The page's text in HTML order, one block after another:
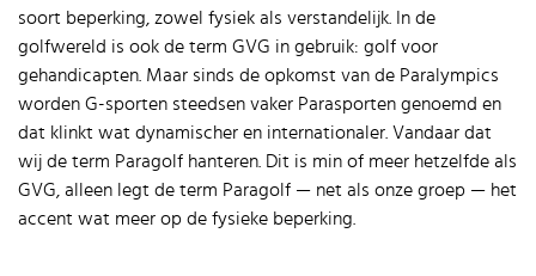
soort beperking, zowel fysiek als verstandelijk. In de
golfwereld is ook de term GVG in gebruik: golf voor
gehandicapten. Maar sinds de opkomst van de Paralympics
worden G-sporten steedsen vaker Parasporten genoemd en
dat klinkt wat dynamischer en internationaler. Vandaar dat
wij de term Paragolf hanteren. Dit is min of meer hetzelfde als
GVG, alleen legt de term Paragolf — net als onze groep — het
accent wat meer op de fysieke beperking.